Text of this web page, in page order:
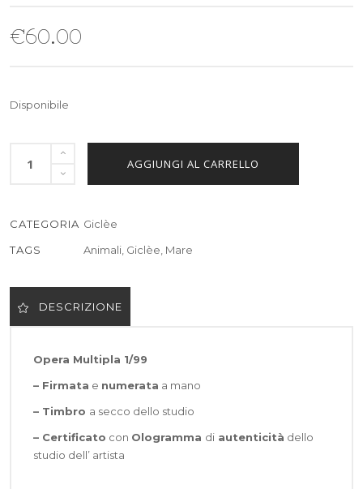
€60.00
Disponibile
AGGIUNGI AL CARRELLO
CATEGORIA Giclèe
TAGS
Animali, Giclèe, Mare
DESCRIZIONE
Opera Multipla 1/99
– Firmata e numerata a mano
– Timbro a secco dello studio
– Certificato con Ologramma diautenticità dello
studio dell’ artista